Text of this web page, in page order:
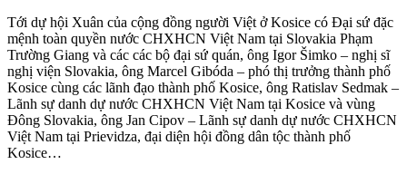
Tới dự hội Xuân của cộng đồng người Việt ở Kosice có Đại sứ đặc
mệnh toàn quyền nước CHXHCN Việt Nam tại Slovakia Phạm
Trường Giang và các các bộ đại sứ quán, ông Igor Šimko – nghị sĩ
nghị viện Slovakia, ông Marcel Gibóda – phó thị trưởng thành phố
Kosice cùng các lãnh đạo thành phố Kosice, ông Ratislav Sedmak –
Lãnh sự danh dự nước CHXHCN Việt Nam tại Kosice và vùng
Đông Slovakia, ông Jan Cipov – Lãnh sự danh dự nước CHXHCN
Việt Nam tại Prievidza, đại diện hội đồng dân tộc thành phố
Kosice…